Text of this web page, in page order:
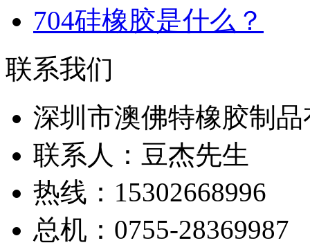
704硅橡胶是什么？
联系我们
深圳市澳佛特橡胶制
联系人：豆杰先生
热线：15302668996
总机：0755-28369987